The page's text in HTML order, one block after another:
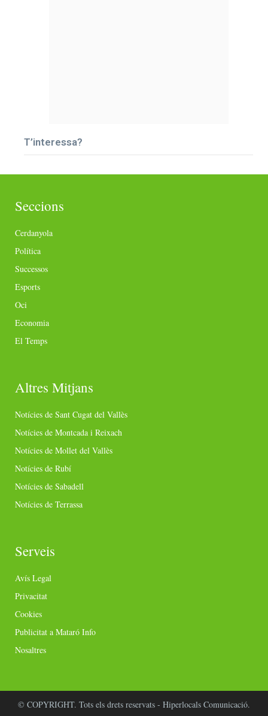
T’interessa?
Seccions
Cerdanyola
Política
Successos
Esports
Oci
Economia
El Temps
Altres Mitjans
Notícies de Sant Cugat del Vallès
Notícies de Montcada i Reixach
Notícies de Mollet del Vallès
Notícies de Rubí
Notícies de Sabadell
Notícies de Terrassa
Serveis
Avís Legal
Privacitat
Cookies
Publicitat a Mataró Info
Nosaltres
© COPYRIGHT. Tots els drets reservats - Hiperlocals Comunicació.